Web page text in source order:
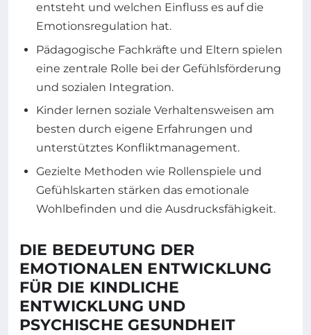
entsteht und welchen Einfluss es auf die
Emotionsregulation hat.
Pädagogische Fachkräfte und Eltern spielen
eine zentrale Rolle bei der Gefühlsförderung
und sozialen Integration.
Kinder lernen soziale Verhaltensweisen am
besten durch eigene Erfahrungen und
unterstütztes Konfliktmanagement.
Gezielte Methoden wie Rollenspiele und
Gefühlskarten stärken das emotionale
Wohlbefinden und die Ausdrucksfähigkeit.
DIE BEDEUTUNG DER
EMOTIONALEN ENTWICKLUNG
FÜR DIE KINDLICHE
ENTWICKLUNG UND
PSYCHISCHE GESUNDHEIT